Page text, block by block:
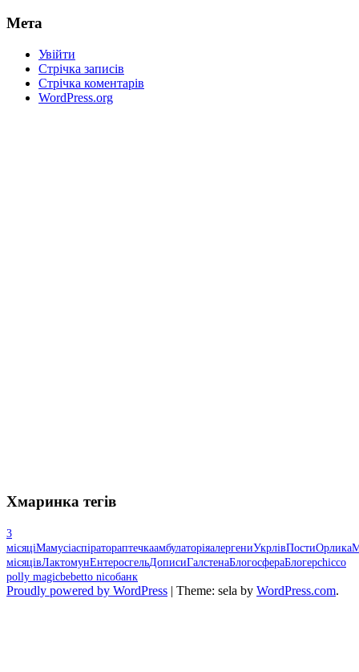
Мета
Увійти
Стрічка записів
Стрічка коментарів
WordPress.org
Хмаринка тегів
3
місяціМамусіаспіратораптечкаамбулаторіяалергениУкрлівПостиОрлика
місяцівЛактомунЕнтеросгельДописиГалстенаБлогосфераБлогерchicco
polly magicbebetto nicoбанк
Proudly powered by WordPress | Theme: sela by WordPress.com.